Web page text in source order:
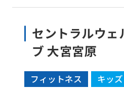
セントラルウェ
ブ 大宮宮原
フィットネス キッズ